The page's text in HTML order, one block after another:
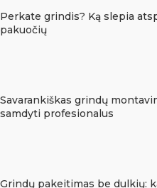
Perkate grindis? Ką slepia
pakuočių
Savarankiškas grindų
samdyti profesionalus
Grindų pakeitimas be dulkių: